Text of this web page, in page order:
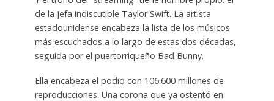
de la jefa indiscutible Taylor Swift. La artista
estadounidense encabeza la lista de los músicos
más escuchados a lo largo de estas dos décadas,
seguida por el puertorriqueño Bad Bunny.
Ella encabeza el podio con 106.600 millones de
reproducciones. Una corona que ya ostentó en